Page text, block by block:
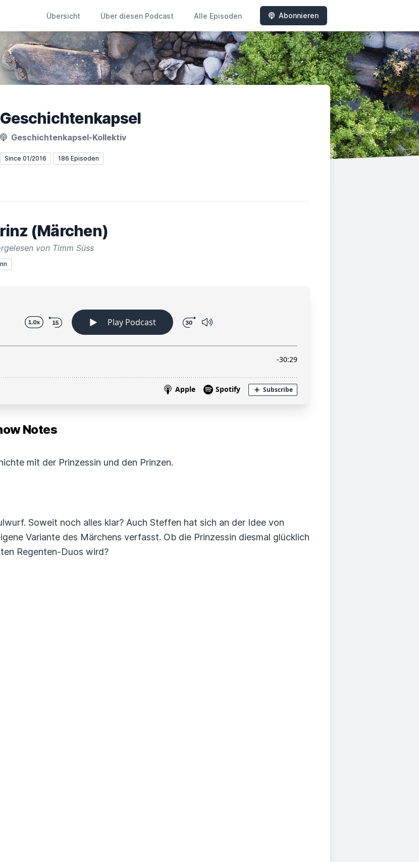
Übersicht Über diesen Podcast Alle Episoden Abonnieren
Geschichtenkapsel
Geschichtenkapsel-Kollektiv
Since 01/2016 186 Episoden
(Märchen)
von Timm Süss
Notes
mit der Prinzessin und den Prinzen.
Soweit noch alles klar? Auch Steffen hat sich an der Idee von
Variante des Märchens verfasst. Ob die Prinzessin diesmal glücklich
Regenten-Duos wird?